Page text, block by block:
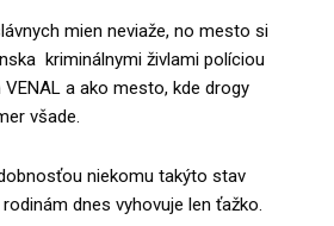
mien neviaže, no mesto si
kriminálnymi živlami políciou
a ako mesto, kde drogy
všade.
niekomu takýto stav
dnes vyhovuje len ťažko.